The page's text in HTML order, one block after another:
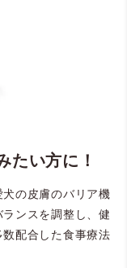
たい方に！
の皮膚のバリア機
ンスを調整し、健
配合した食事療法